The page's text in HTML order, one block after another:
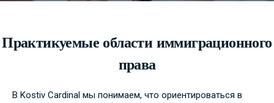
Практикуемые области иммиграционного
права
В Kostiv Cardinal мы понимаем, что ориентироваться в